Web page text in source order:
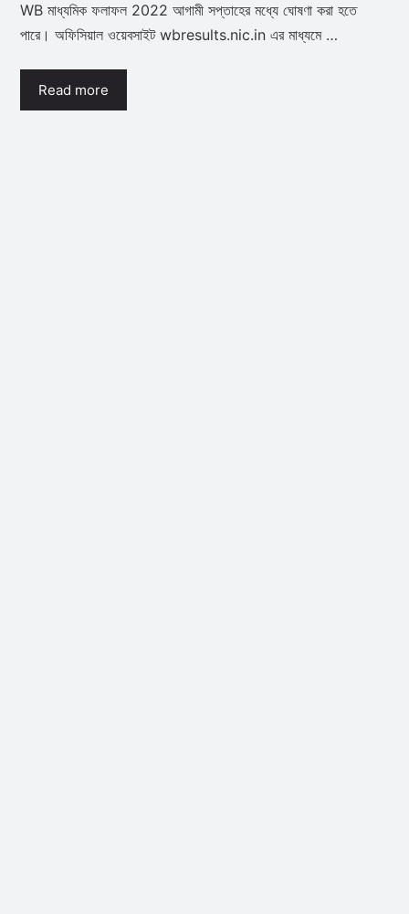
WB মাধ্যমিক ফলাফল 2022 আগামী সপ্তাহের মধ্যে ঘোষণা করা হতে
পারে। অফিসিয়াল ওয়েবসাইট wbresults.nic.in এর মাধ্যমে …
Read more